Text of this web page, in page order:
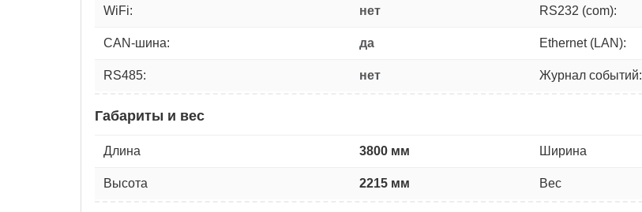
WiFi: нет RS232 (com):
CAN-шина: да Ethernet (LAN):
RS485: нет Журнал событий:
Габариты и вес
Длина 3800 мм Ширина
Высота 2215 мм Вес